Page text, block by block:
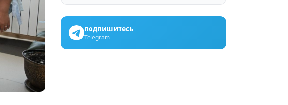
подпишитесь
Telegram